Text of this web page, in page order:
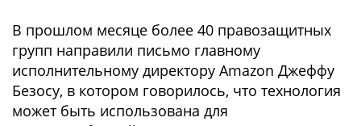
В прошлом месяце более 40 правозащитных
групп направили письмо главному
исполнительному директору Amazon Джеффу
Безосу, в котором говорилось, что технология
может быть использована для